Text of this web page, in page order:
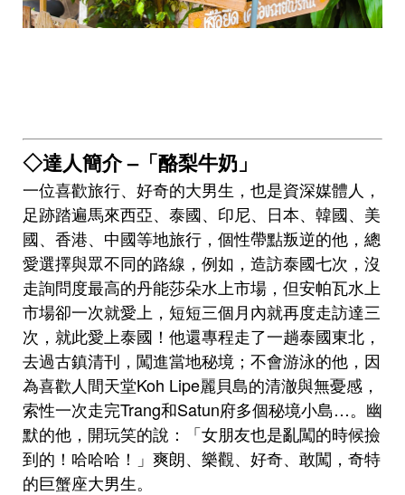
◇達人簡介 –「酪梨牛奶」
一位喜歡旅行、好奇的大男生，也是資深媒體人，
足跡踏遍馬來西亞、泰國、印尼、日本、韓國、美
國、香港、中國等地旅行，個性帶點叛逆的他，總
愛選擇與眾不同的路線，例如，造訪泰國七次，沒
走詢問度最高的丹能莎朵水上市場，但安帕瓦水上
市場卻一次就愛上，短短三個月內就再度走訪達三
次，就此愛上泰國！他還專程走了一趟泰國東北，
去過古鎮清刊，闖進當地秘境；不會游泳的他，因
為喜歡人間天堂Koh Lipe麗貝島的清澈與無憂感，
索性一次走完Trang和Satun府多個秘境小島…。幽
默的他，開玩笑的說：「女朋友也是亂闖的時候撿
到的！哈哈哈！」爽朗、樂觀、好奇、敢闖，奇特
的巨蟹座大男生。